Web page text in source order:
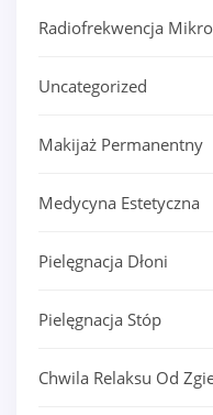
Radiofrekwencja
Uncategorized
Makijaż Permanentny
Medycyna Estetyczna
Pielęgnacja Dłoni
Pielęgnacja Stóp
Chwila Relaksu Od